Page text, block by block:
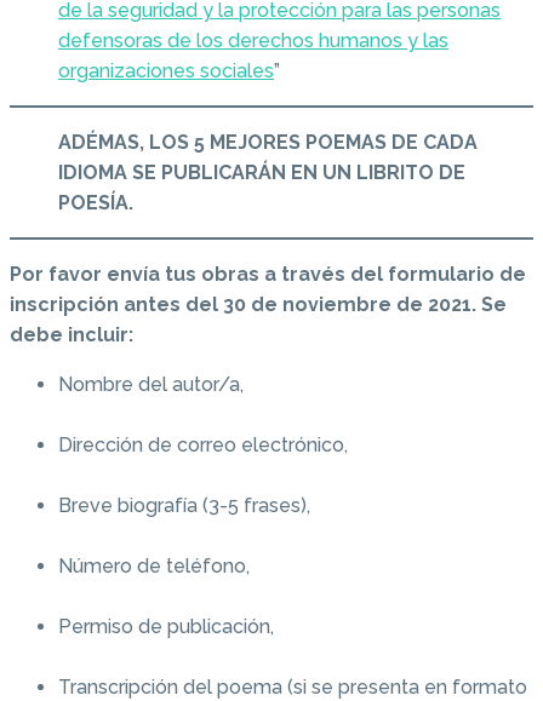
de la seguridad y la protección para las personas
defensoras de los derechos humanos y las
organizaciones sociales”
ADÉMAS, LOS 5 MEJORES POEMAS DE CADA
IDIOMA SE PUBLICARÁN EN UN LIBRITO DE
POESÍA.
Por favor envía tus obras a través del formulario de
inscripción antes del 30 de noviembre de 2021. Se
debe incluir:
Nombre del autor/a,
Dirección de correo electrónico,
Breve biografía (3-5 frases),
Número de teléfono,
Permiso de publicación,
Transcripción del poema (si se presenta en formato